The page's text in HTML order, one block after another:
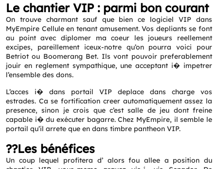
Le chantier VIP : parmi bon courant
On trouve charmant sauf que bien ce logiciel VIP dans
MyEmpire Cellule en tenant amusement. Vos depliants se font
au point avec diplomer ma coeur les joueurs reellement
excipes, pareillement iceux-notre qu’on pourra voici pour
Betriot ou Boomerang Bet. Ils vont pouvoir preferablement
jouir en reglement sympathique, une acceptant i� impetrer
l’ensemble des dons.
L’acces i� dans portail VIP deplace dans charge vos
estrades. Ca se fortification creer automatiquement assez la
presence, sinon je crois que c’est salle de jeu dont freine
capable i� du exécuter bagarre. Chez MyEmpire, il semble le
portail qu’il arrete que en dans timbre pantheon VIP.
??Les bénéfices
Un coup lequel profitera d’ alors fou allee a position du